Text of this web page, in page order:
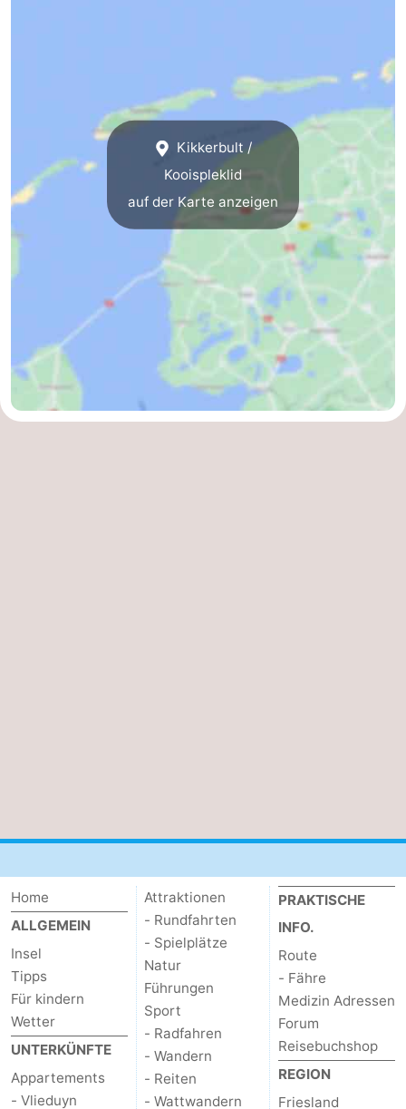
Kikkerbult /
Kooispleklid
auf der Karte anzeigen
Home
ALLGEMEIN
Insel
Tipps
Für kindern
Wetter
UNTERKÜNFTE
Appartements
- Vlieduyn
Attraktionen
- Rundfahrten
- Spielplätze
Natur
Führungen
Sport
- Radfahren
- Wandern
- Reiten
- Wattwandern
PRAKTISCHE
INFO.
Route
- Fähre
Medizin Adressen
Forum
Reisebuchshop
REGION
Friesland